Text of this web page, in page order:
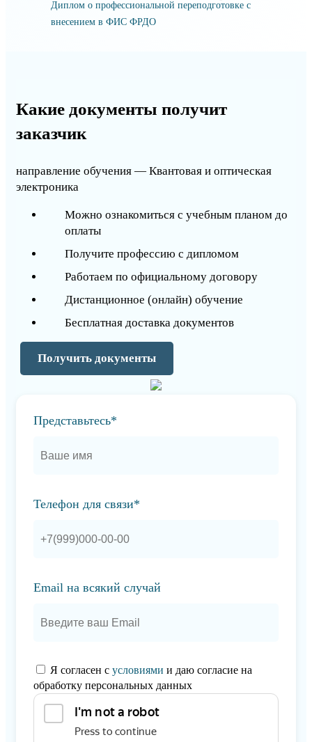
Диплом о профессиональной переподготовке с
внесением в ФИС ФРДО
Какие документы получит
заказчик
направление обучения — Квантовая и оптическая
электроника
Можно ознакомиться с учебным планом до
оплаты
Получите профессию с дипломом
Работаем по официальному договору
Дистанционное (онлайн) обучение
Бесплатная доставка документов
Получить документы
Представьтесь*
Телефон для связи*
Email на всякий случай
Я согласен с условиями и даю согласие на
обработку персональных данных